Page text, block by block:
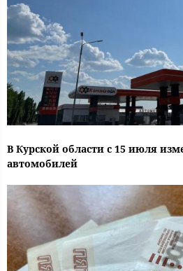
В Курской области с 15 июля
автомобилей